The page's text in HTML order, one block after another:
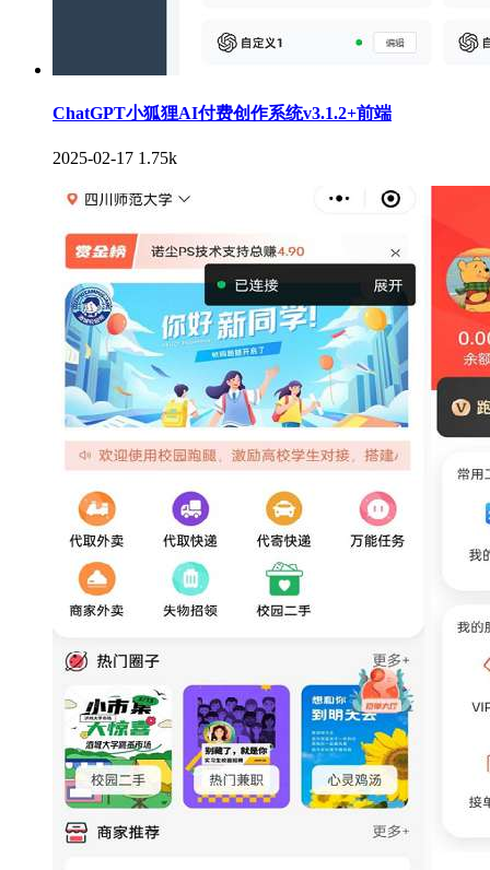
ChatGPT小狐狸AI付费创作系统v3.1.2+前端
2025-02-17 1.75k